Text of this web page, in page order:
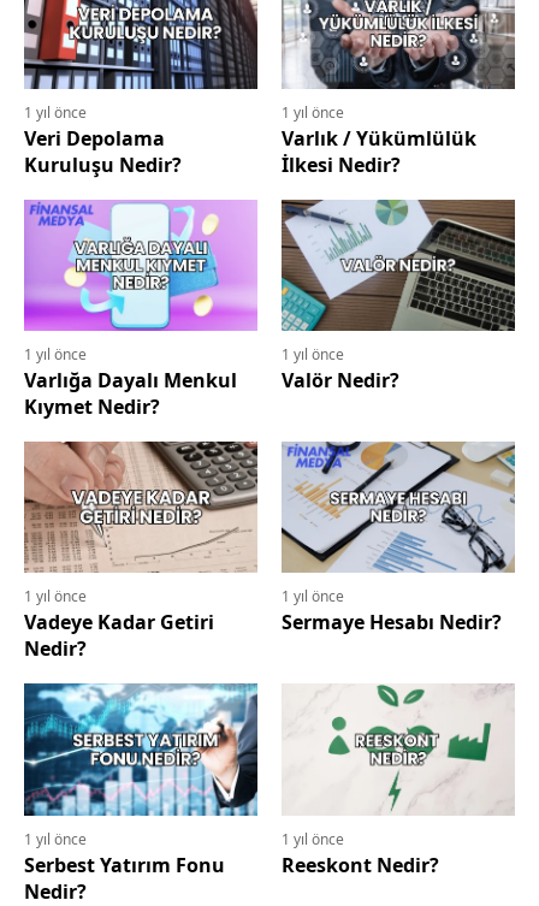
1 yıl önce
Veri Depolama
Kuruluşu Nedir?
1 yıl önce
Varlık / Yükümlülük
İlkesi Nedir?
1 yıl önce
Varlığa Dayalı Menkul
Kıymet Nedir?
1 yıl önce
Valör Nedir?
1 yıl önce
Vadeye Kadar Getiri
Nedir?
1 yıl önce
Sermaye Hesabı Nedir?
1 yıl önce
Serbest Yatırım Fonu
Nedir?
1 yıl önce
Reeskont Nedir?